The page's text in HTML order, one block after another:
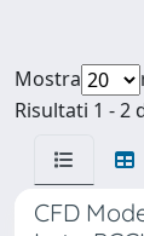
Mostra
Risultati 1 - 2
CFD